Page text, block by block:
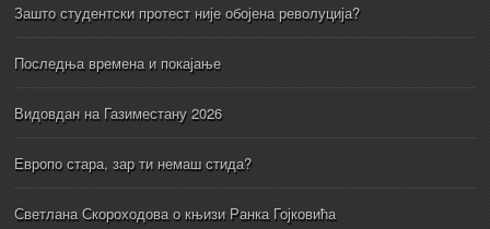
Зашто студентски протест није обојена револуција?
Последња времена и покајање
Видовдан на Газиместану 2026
Европо стара, зар ти немаш стида?
Светлана Скороходова о књизи Ранка Гојковића